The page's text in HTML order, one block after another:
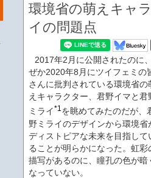
環境省の萌えキャ
イの問題点
2017年2月に公開されたのに
ぜか2020年8月にツイフェミの
さんに批判されている環境省の
えキャラクター、君野イマと君
ミライ*1 を眺めてみたのだが、
野ミライのデザインから環境省
ディストピアな未来を目指して
ることが明らかになった。虹彩
描写があるのに、瞳孔の色が暗
なっていない。